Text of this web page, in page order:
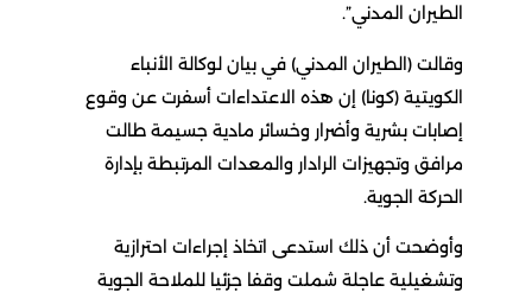
الطيران المدني”.
وقالت (الطيران المدني) في بيان لوكالة الأنباء
الكويتية (كونا) إن هذه الاعتداءات أسفرت عن وقوع
إصابات بشرية وأضرار وخسائر مادية جسيمة طالت
مرافق وتجهيزات الرادار والمعدات المرتبطة بإدارة
الحركة الجوية.
وأوضحت أن ذلك استدعى اتخاذ إجراءات احترازية
وتشغيلية عاجلة شملت وقفا جزئيا للملاحة الجوية